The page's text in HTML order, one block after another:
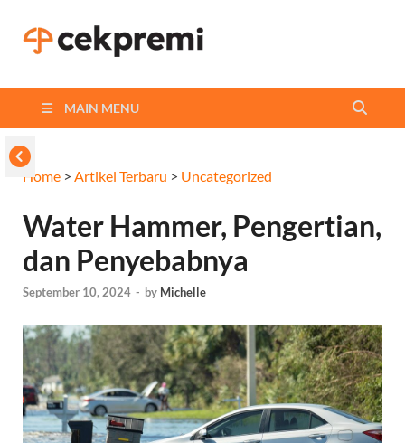
MAIN MENU
Home > Artikel Terbaru > Uncategorized
Water Hammer, Pengertian,
dan Penyebabnya
September 10, 2024 - by Michelle